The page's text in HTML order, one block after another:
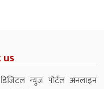
डिजिटल न्युज पोर्टल अनलाइन